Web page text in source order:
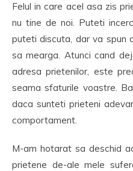
Felul in care acel asa zis
nu tine de noi. Puteti
puteti discuta, dar va spun
sa mearga. Atunci cand
adresa prietenilor, este
seama sfaturile voastre.
daca sunteti prieteni
comportament.
M-am hotarat sa deschid
prietene de-ale mele